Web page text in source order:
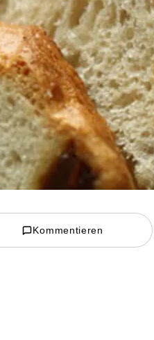
Kommentieren